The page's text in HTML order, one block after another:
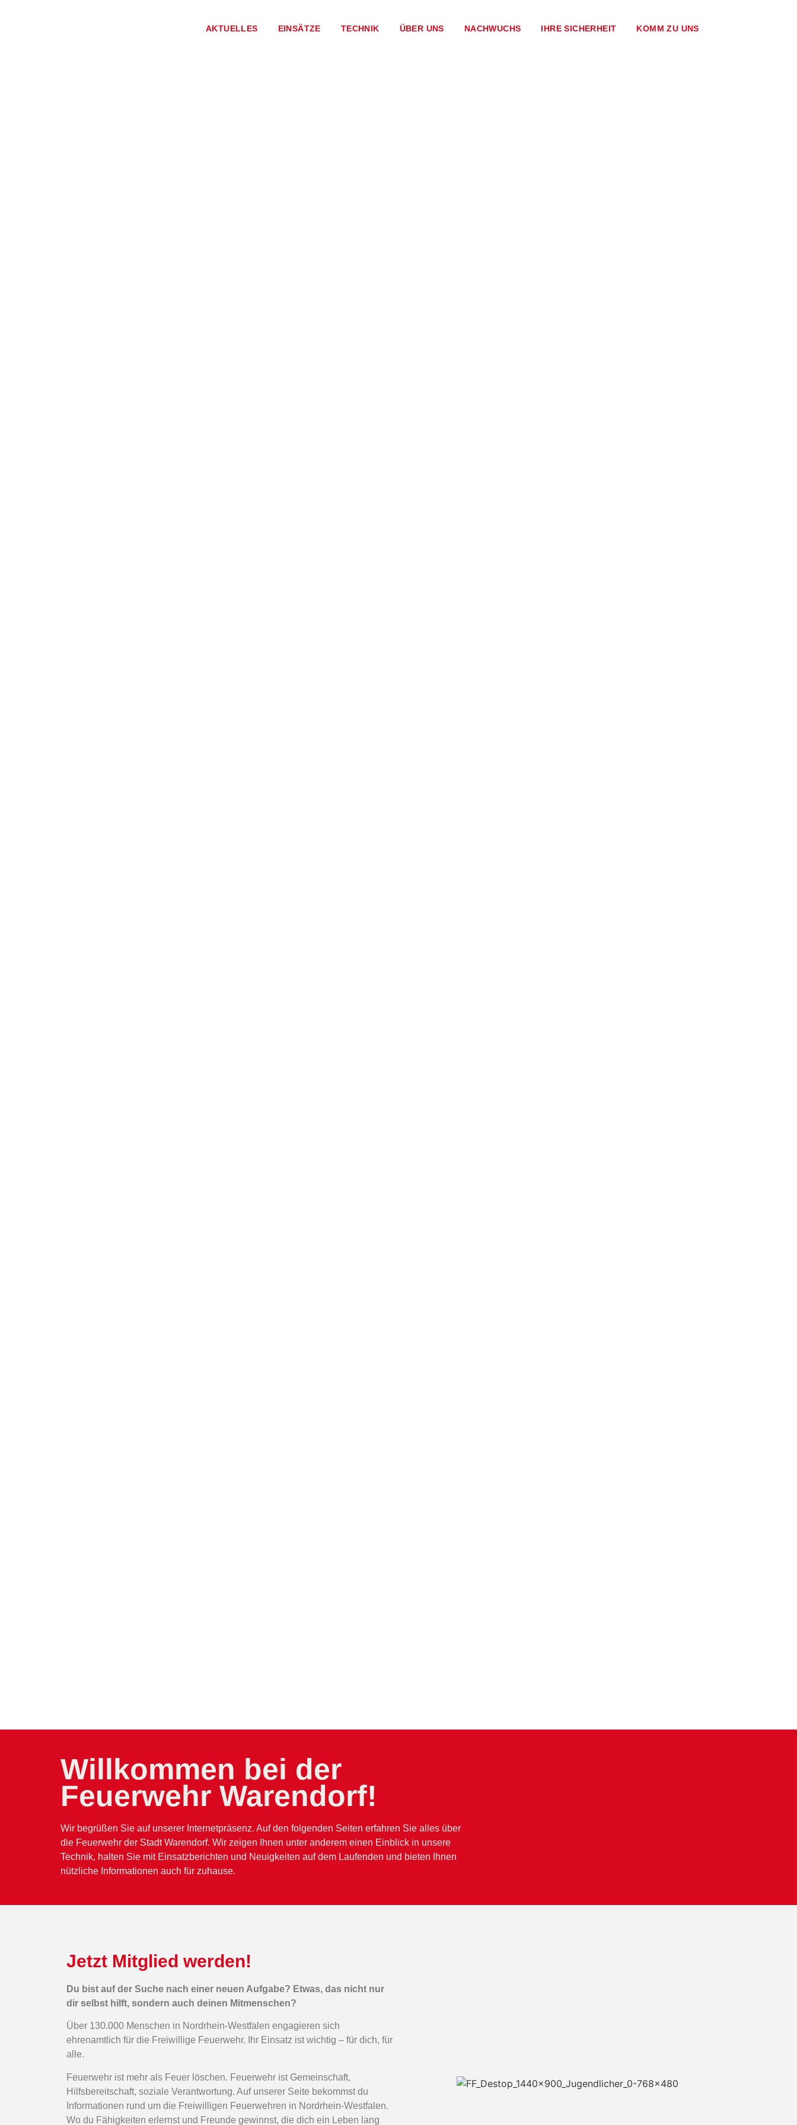
AKTUELLES EINSÄTZE TECHNIK ÜBER UNS NACHWUCHS IHRE SICHERHEIT KOMM ZU UNS
Willkommen bei der
Feuerwehr Warendorf!
Wir begrüßen Sie auf unserer Internetpräsenz. Auf den folgenden Seiten erfahren Sie alles über
die Feuerwehr der Stadt Warendorf. Wir zeigen Ihnen unter anderem einen Einblick in unsere
Technik, halten Sie mit Einsatzberichten und Neuigkeiten auf dem Laufenden und bieten Ihnen
nützliche Informationen auch für zuhause.
Jetzt Mitglied werden!
Du bist auf der Suche nach einer neuen Aufgabe? Etwas, das nicht nur
dir selbst hilft, sondern auch deinen Mitmenschen?
Über 130.000 Menschen in Nordrhein-Westfalen engagieren sich
ehrenamtlich für die Freiwillige Feuerwehr. Ihr Einsatz ist wichtig – für dich, für
alle.
Feuerwehr ist mehr als Feuer löschen. Feuerwehr ist Gemeinschaft,
Hilfsbereitschaft, soziale Verantwortung. Auf unserer Seite bekommst du
Informationen rund um die Freiwilligen Feuerwehren in Nordrhein-Westfalen.
Wo du Fähigkeiten erlernst und Freunde gewinnst, die dich ein Leben lang